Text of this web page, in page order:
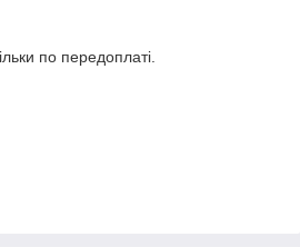
по передоплаті.